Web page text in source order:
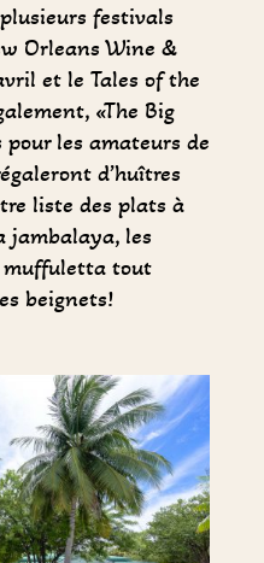
festivals
Orleans Wine &
et le Tales of the
«The Big
les amateurs de
d’huîtres
liste des plats à
jambalaya, les
muffuletta tout
beignets!